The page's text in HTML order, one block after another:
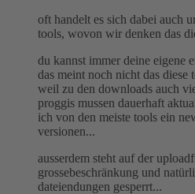
oft handelt es sich dabei auch
tools, wovon wir denken das
du kannst immer deine eigene
das meint noch nicht das diese
weil zu den downloads auch
proggis mussen dauerhaft
ich von den meiste tools ein
versionen...
ausserdem steht auf der
grossebeschränkung und
dateiendungen gesperrt...